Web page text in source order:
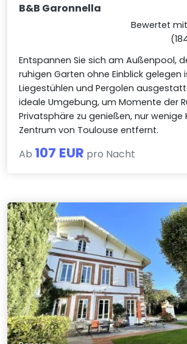
B&B Garonnella
Bewertet
Entspannen Sie sich am Außenpool,
ruhigen Garten ohne Einblick gelegen
Liegestühlen und Pergolen
ideale Umgebung, um Momente der
Privatsphäre zu genießen, nur wenige
Zentrum von Toulouse entfernt.
Ab 107 EUR pro Nacht